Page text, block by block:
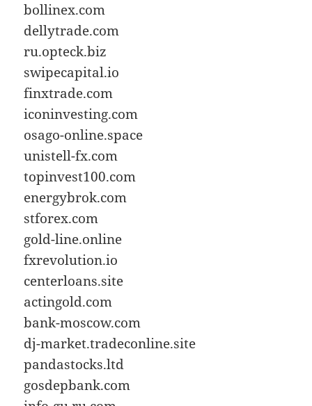
bollinex.com
dellytrade.com
ru.opteck.biz
swipecapital.io
finxtrade.com
iconinvesting.com
osago-online.space
unistell-fx.com
topinvest100.com
energybrok.com
stforex.com
gold-line.online
fxrevolution.io
centerloans.site
actingold.com
bank-moscow.com
dj-market.tradeconline.site
pandastocks.ltd
gosdepbank.com